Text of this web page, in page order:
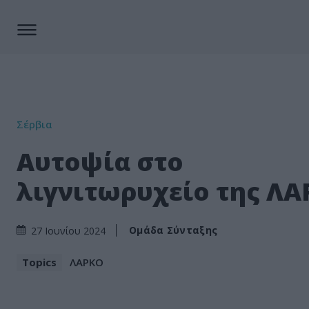
Σέρβια
Αυτοψία στο
λιγνιτωρυχείο της
27 Ιουνίου 2024 Ομάδα Σύνταξης
Topics ΛΑΡΚΟ